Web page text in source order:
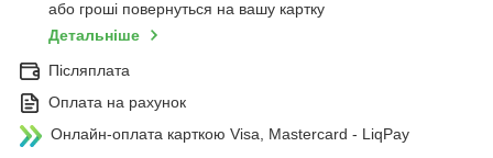
або гроші повернуться на вашу картку
Детальніше
Післяплата
Оплата на рахунок
Онлайн-оплата карткою Visa, Mastercard - LiqPay